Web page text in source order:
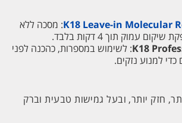
K18 Leave-in Molecular: מסכה ללא
עמוק תוך 4 דקות בלבד.
K18: לשימוש במספרות, כהכנה לפני
כדי למנוע נזקים.
חזק יותר, ובעל גמישות טבעית וברק